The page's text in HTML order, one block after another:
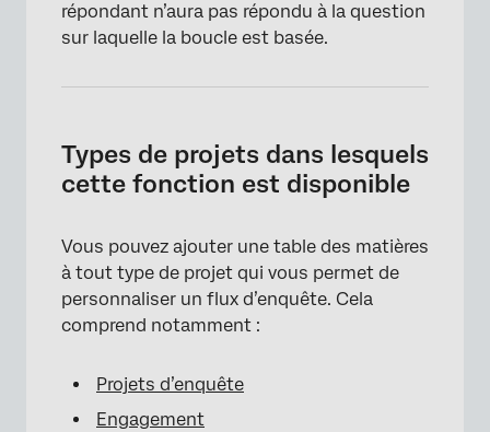
répondant n’aura pas répondu à la question
sur laquelle la boucle est basée.
Types de projets dans lesquels
cette fonction est disponible
Vous pouvez ajouter une table des matières
à tout type de projet qui vous permet de
personnaliser un flux d’enquête. Cela
comprend notamment :
Projets d’enquête
Engagement